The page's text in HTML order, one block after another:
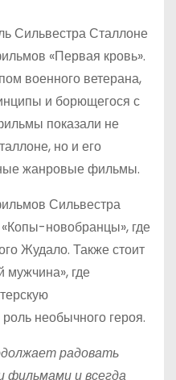
Сильвестра Сталлоне
«Первая кровь».
военного ветерана,
и борющегося с
показали не
но и его
жанровые фильмы.
Сильвестра
новобранцы», где
Жудало. Также стоит
мужчина», где
необычного героя.
радовать
фильмами и всегда